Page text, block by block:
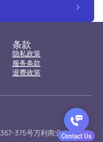
条款
隐私政策
服务条款
退费政策
375号万利商业大厦16楼